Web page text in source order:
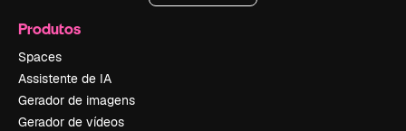
Produtos
Spaces
Assistente de IA
Gerador de imagens
Gerador de vídeos